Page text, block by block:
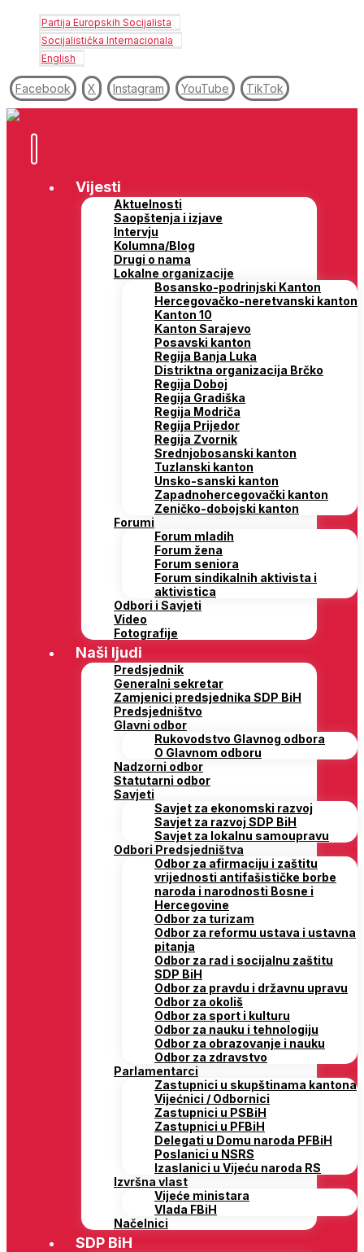
Partija Europskih Socijalista
Socijalistička Internacionala
English
Facebook X Instagram YouTube TikTok
Vijesti
Aktuelnosti
Saopštenja i izjave
Intervju
Kolumna/Blog
Drugi o nama
Lokalne organizacije
Bosansko-podrinjski Kanton
Hercegovačko-neretvanski kanton
Kanton 10
Kanton Sarajevo
Posavski kanton
Regija Banja Luka
Distriktna organizacija Brčko
Regija Doboj
Regija Gradiška
Regija Modriča
Regija Prijedor
Regija Zvornik
Srednjobosanski kanton
Tuzlanski kanton
Unsko-sanski kanton
Zapadnohercegovački kanton
Zeničko-dobojski kanton
Forumi
Forum mladih
Forum žena
Forum seniora
Forum sindikalnih aktivista i
aktivistica
Odbori i Savjeti
Video
Fotografije
Naši ljudi
Predsjednik
Generalni sekretar
Zamjenici predsjednika SDP BiH
Predsjedništvo
Glavni odbor
Rukovodstvo Glavnog odbora
O Glavnom odboru
Nadzorni odbor
Statutarni odbor
Savjeti
Savjet za ekonomski razvoj
Savjet za razvoj SDP BiH
Savjet za lokalnu samoupravu
Odbori Predsjedništva
Odbor za afirmaciju i zaštitu
vrijednosti antifašističke borbe
naroda i narodnosti Bosne i
Hercegovine
Odbor za turizam
Odbor za reformu ustava i ustavna
pitanja
Odbor za rad i socijalnu zaštitu
SDP BiH
Odbor za pravdu i državnu upravu
Odbor za okoliš
Odbor za sport i kulturu
Odbor za nauku i tehnologiju
Odbor za obrazovanje i nauku
Odbor za zdravstvo
Parlamentarci
Zastupnici u skupštinama kantona
Vijećnici / Odbornici
Zastupnici u PSBiH
Zastupnici u PFBiH
Delegati u Domu naroda PFBiH
Poslanici u NSRS
Izaslanici u Vijeću naroda RS
Izvršna vlast
Vijeće ministara
Vlada FBiH
Načelnici
SDP BiH